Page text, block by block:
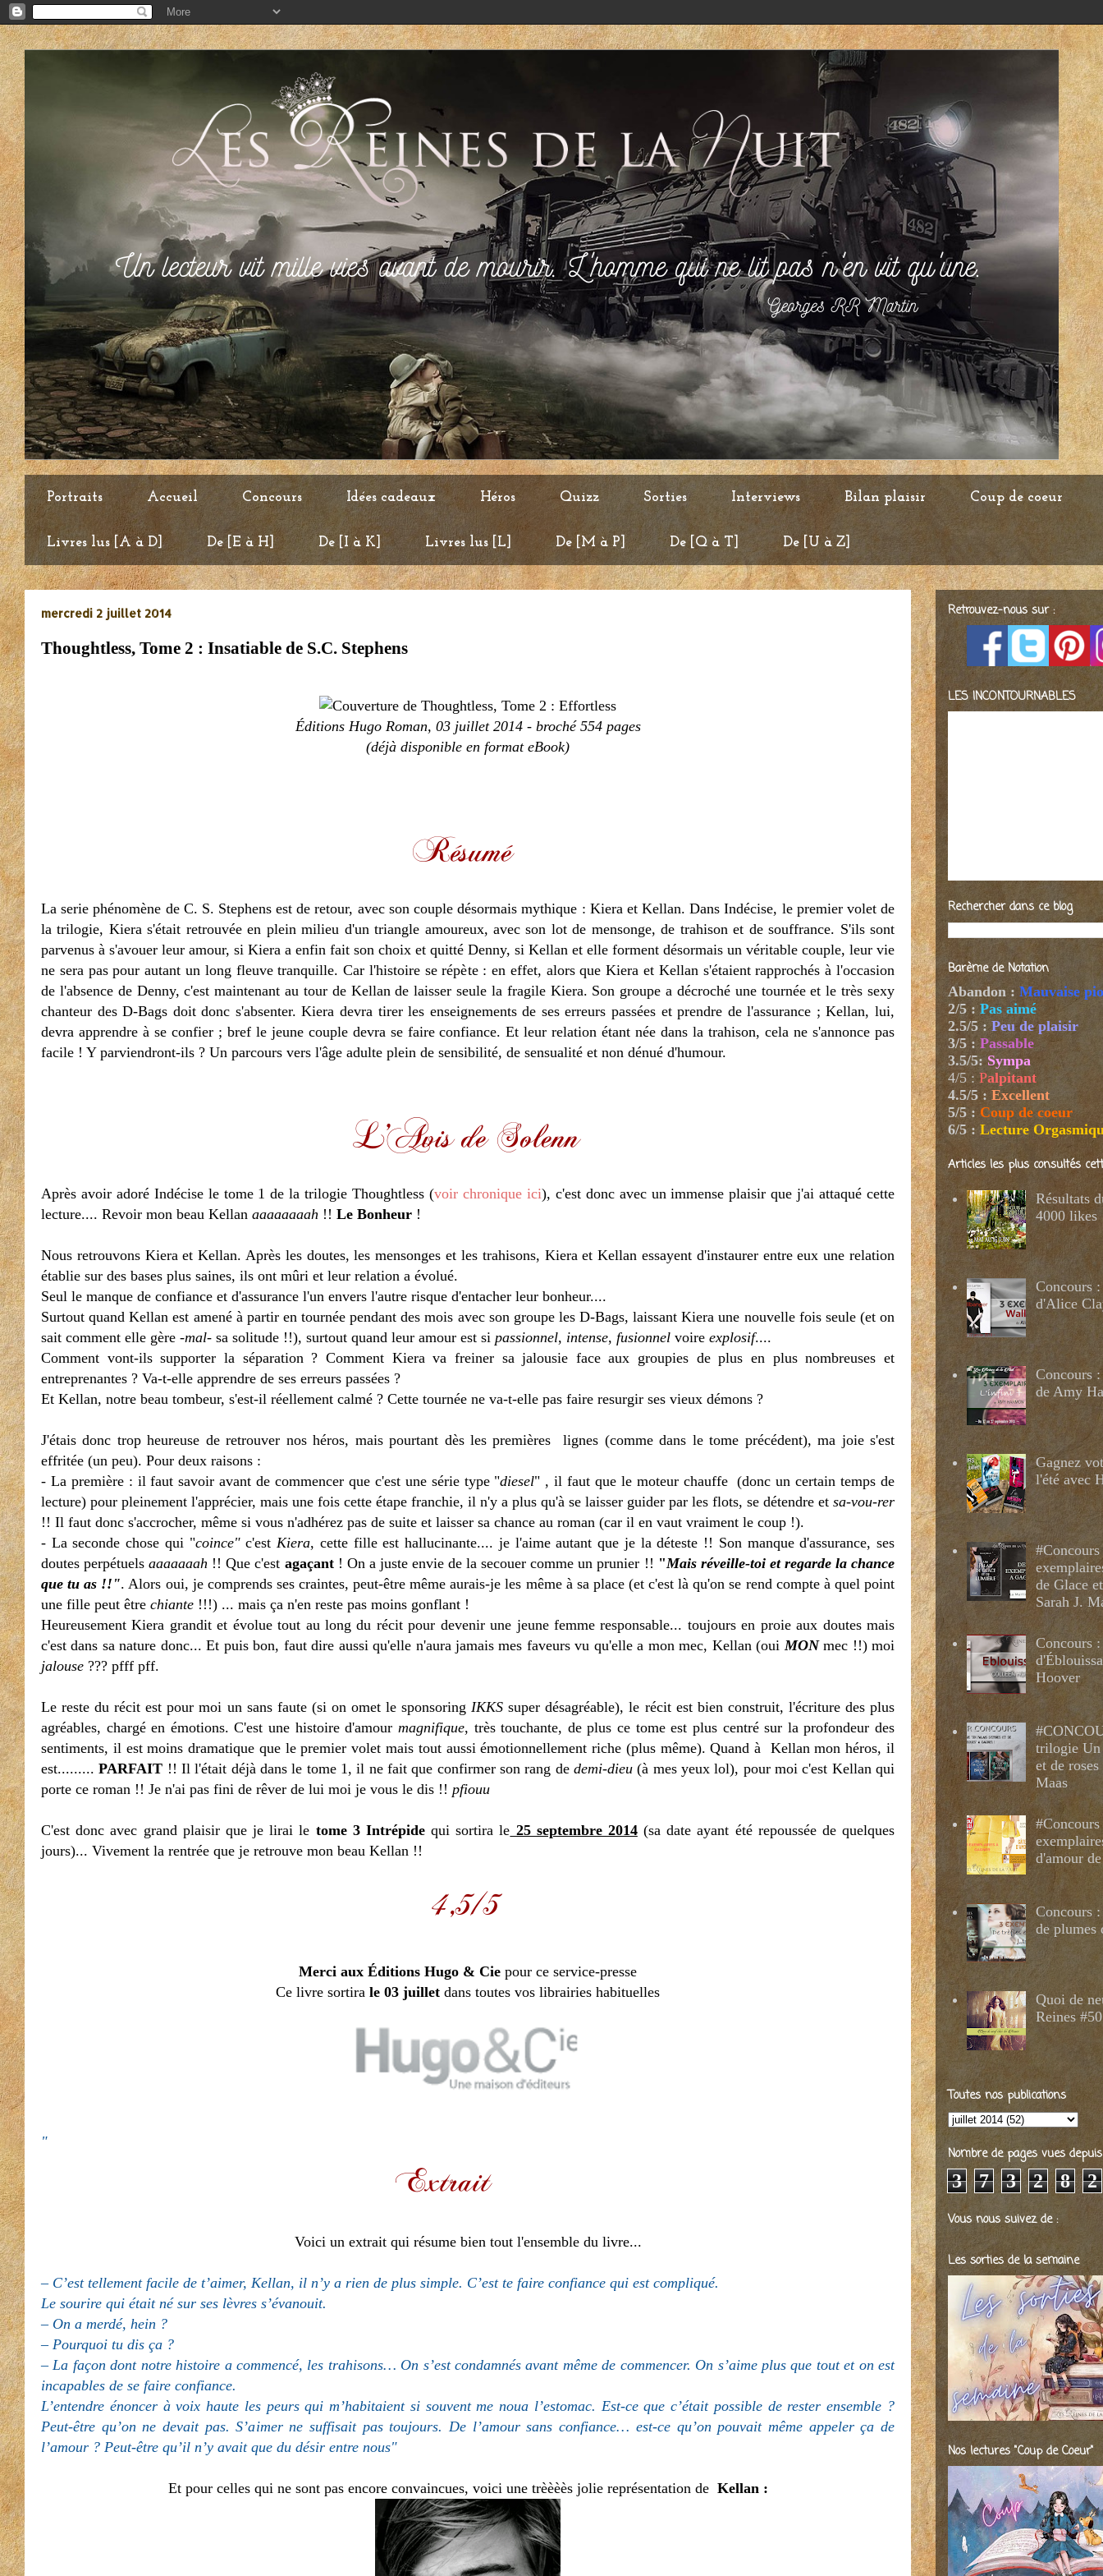
Portraits Accueil Concours Idées cadeaux Héros Quizz Sorties Interviews Bilan plaisir Coup de coeur
Livres lus [A à D] De [E à H] De [I à K] Livres lus [L] De [M à P] De [Q à T] De [U à Z]
mercredi 2 juillet 2014
Thoughtless, Tome 2 : Insatiable de S.C. Stephens
Éditions Hugo Roman, 03 juillet 2014 - broché 554 pages
(déjà disponible en format eBook)
La serie phénomène de C. S. Stephens est de retour, avec son couple désormais mythique : Kiera et Kellan. Dans Indécise, le premier volet de
la trilogie, Kiera s'était retrouvée en plein milieu d'un triangle amoureux, avec son lot de mensonge, de trahison et de souffrance. S'ils sont
parvenus à s'avouer leur amour, si Kiera a enfin fait son choix et quitté Denny, si Kellan et elle forment désormais un véritable couple, leur vie
ne sera pas pour autant un long fleuve tranquille. Car l'histoire se répète : en effet, alors que Kiera et Kellan s'étaient rapprochés à l'occasion
de l'absence de Denny, c'est maintenant au tour de Kellan de laisser seule la fragile Kiera. Son groupe a décroché une tournée et le très sexy
chanteur des D-Bags doit donc s'absenter. Kiera devra tirer les enseignements de ses erreurs passées et prendre de l'assurance ; Kellan, lui,
devra apprendre à se confier ; bref le jeune couple devra se faire confiance. Et leur relation étant née dans la trahison, cela ne s'annonce pas
facile ! Y parviendront-ils ? Un parcours vers l'âge adulte plein de sensibilité, de sensualité et non dénué d'humour.
Après avoir adoré Indécise le tome 1 de la trilogie Thoughtless (voir chronique ici), c'est donc avec un immense plaisir que j'ai attaqué cette
lecture.... Revoir mon beau Kellan aaaaaaaah !! Le Bonheur !
Nous retrouvons Kiera et Kellan. Après les doutes, les mensonges et les trahisons, Kiera et Kellan essayent d'instaurer entre eux une relation
établie sur des bases plus saines, ils ont mûri et leur relation a évolué.
Seul le manque de confiance et d'assurance l'un envers l'autre risque d'entacher leur bonheur....
Surtout quand Kellan est amené à partir en tournée pendant des mois avec son groupe les D-Bags, laissant Kiera une nouvelle fois seule (et on
sait comment elle gère -mal- sa solitude !!), surtout quand leur amour est si passionnel, intense, fusionnel voire explosif....
Comment vont-ils supporter la séparation ? Comment Kiera va freiner sa jalousie face aux groupies de plus en plus nombreuses et
entreprenantes ? Va-t-elle apprendre de ses erreurs passées ?
Et Kellan, notre beau tombeur, s'est-il réellement calmé ? Cette tournée ne va-t-elle pas faire resurgir ses vieux démons ?
J'étais donc trop heureuse de retrouver nos héros, mais pourtant dès les premières lignes (comme dans le tome précédent), ma joie s'est
effritée (un peu). Pour deux raisons :
- La première : il faut savoir avant de commencer que c'est une série type "diesel" , il faut que le moteur chauffe (donc un certain temps de
lecture) pour pleinement l'apprécier, mais une fois cette étape franchie, il n'y a plus qu'à se laisser guider par les flots, se détendre et sa-vou-rer
!! Il faut donc s'accrocher, même si vous n'adhérez pas de suite et laisser sa chance au roman (car il en vaut vraiment le coup !).
- La seconde chose qui "coince"c'estKiera, cette fille est hallucinante.... je l'aime autant que je la déteste !! Son manque d'assurance, ses
doutes perpétuelsaaaaaaah !! Que c'est agaçant! On a juste envie de la secouer comme un prunier !! "Mais réveille-toi et regarde la chance
que tu as !!". Alors oui, je comprends ses craintes, peut-être même aurais-je les même à sa place (et c'est là qu'on se rend compte à quel point
une fille peut être chiante !!!) ... mais ça n'en reste pas moins gonflant !
Heureusement Kiera grandit et évolue tout au long du récit pour devenir une jeune femme responsable... toujours en proie aux doutes mais
c'est dans sa nature donc... Et puis bon, faut dire aussi qu'elle n'aura jamais mes faveurs vu qu'elle a mon mec, Kellan (ouiMON mec !!) moi
jalouse ??? pfff pff.
Le reste du récit est pour moi un sans faute (si on omet le sponsoringIKKS super désagréable), le récit est bien construit, l'écriture des plus
agréables, chargé en émotions. C'est une histoire d'amour magnifique, très touchante, de plus ce tome est plus centré sur la profondeur des
sentiments, il est moins dramatique que le premier volet mais tout aussi émotionnellement riche (plus même). Quand à Kellan mon héros, il
est......... PARFAIT !! Il l'était déjà dans le tome 1, il ne fait que confirmer son rang dedemi-dieu (à mes yeux lol), pour moi c'est Kellan qui
porte ce roman !! Je n'ai pas fini de rêver de lui moi je vous le dis !! pfiouu
C'est donc avec grand plaisir que je lirai le tome 3 Intrépidequi sortira le 25 septembre 2014(sa date ayant été repoussée de quelques
jours)... Vivement la rentrée que je retrouve mon beau Kellan !!
Merci aux Éditions Hugo & Cie pour ce service-presse
Ce livre sortira le 03 juillet dans toutes vos librairies habituelles
"
Voici un extrait qui résume bien tout l'ensemble du livre...
– C’est tellement facile de t’aimer, Kellan, il n’y a rien de plus simple. C’est te faire confiance qui est compliqué.
Le sourire qui était né sur ses lèvres s’évanouit.
– On a merdé, hein ?
– Pourquoi tu dis ça ?
– La façon dont notre histoire a commencé, les trahisons… On s’est condamnés avant même de commencer. On s’aime plus que tout et on est
incapables de se faire confiance.
L’entendre énoncer à voix haute les peurs qui m’habitaient si souvent me noua l’estomac. Est-ce que c’était possible de rester ensemble ?
Peut-être qu’on ne devait pas. S’aimer ne suffisait pas toujours. De l’amour sans confiance… est-ce qu’on pouvait même appeler ça de
l’amour ? Peut-être qu’il n’y avait que du désir entre nous"
Et pour celles qui ne sont pas encore convaincues, voici une trèèèès jolie représentation de Kellan :
Retrouvez-nous sur :
LES INCONTOURNABLES
Rechercher dans ce blog
Barème de Notation
Abandon : Mauvaise
2/5 : Pas aimé
2.5/5 : Peu de plaisir
3/5 : Passable
3.5/5: Sympa
4/5 : Palpitant
4.5/5 : Excellent
5/5 : Coup de coeur
6/5: Lecture
Articles les plus consultés
Résultats
4000 likes
Concours
d'Alice
Concours
de Amy
Gagnez
l'été avec
de Glace
Sarah J.
Concours
Hoover
trilogie Un
et de
Maas
d'amour
Concours
de plumes
Quoi de
Reines #50
Toutes nos publications
Nombre de pages vues depuis
3 7 3 2 8 2
Vous nous suivez de :
Les sorties de la semaine
Nos lectures "Coup de Coeur"